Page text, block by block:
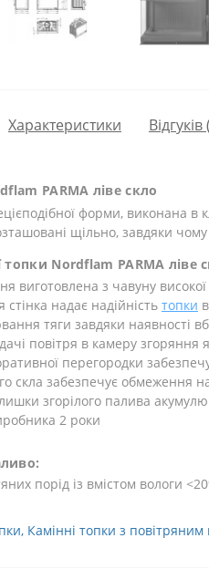
Характеристики Відгуків
PARMA ліве скло
форми, виконана в
щільно, завдяки
топки Nordflam PARMA ліве
виготовлена з чавуну високої
стінка надає надійність топки
тяги завдяки наявності
повітря в камеру згоряння
перегородки
скла забезпечує обмеження
згорілого палива
2 роки
порід із вмістом вологи
, Камінні топки з повітряним